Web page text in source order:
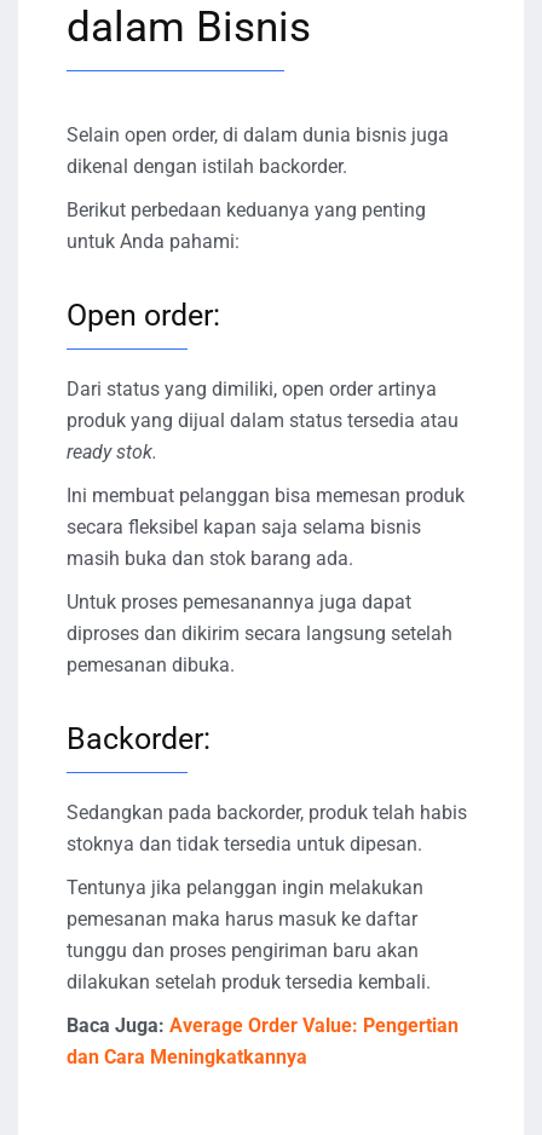
dalam Bisnis
Selain open order, di dalam dunia bisnis juga
dikenal dengan istilah backorder.
Berikut perbedaan keduanya yang penting
untuk Anda pahami:
Open order:
Dari status yang dimiliki, open order artinya
produk yang dijual dalam status tersedia atau
ready stok.
Ini membuat pelanggan bisa memesan produk
secara fleksibel kapan saja selama bisnis
masih buka dan stok barang ada.
Untuk proses pemesanannya juga dapat
diproses dan dikirim secara langsung setelah
pemesanan dibuka.
Backorder:
Sedangkan pada backorder, produk telah habis
stoknya dan tidak tersedia untuk dipesan.
Tentunya jika pelanggan ingin melakukan
pemesanan maka harus masuk ke daftar
tunggu dan proses pengiriman baru akan
dilakukan setelah produk tersedia kembali.
Baca Juga: Average Order Value: Pengertian
dan Cara Meningkatkannya